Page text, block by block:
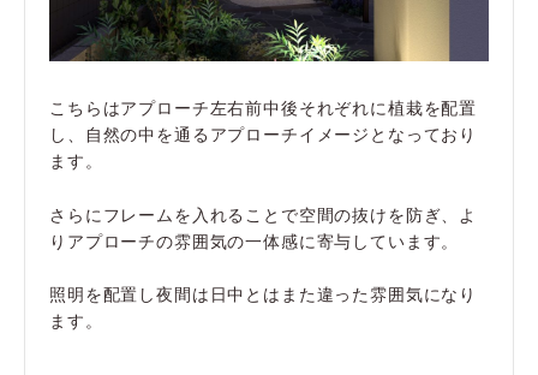
こちらはアプローチ左右前中後それぞれに植栽を配置
し、自然の中を通るアプローチイメージとなっており
ます。
さらにフレームを入れることで空間の抜けを防ぎ、よ
りアプローチの雰囲気の一体感に寄与しています。
照明を配置し夜間は日中とはまた違った雰囲気になり
ます。